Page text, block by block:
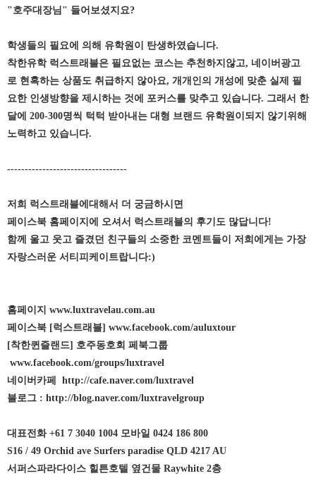
"호주대장님" 들어보셨지요?
학생들의 필요에 의해 유학원이 탄생하였습니다.
착한유학 럭스트래블은 필요없는 코스는 추천하지않고, 네이버광고
로 현혹하는 상품도 취급하지 않아요, 개개인의 개성에 맞춘 실제 필
요한 인생방향을 제시하는 것에 포커스를 맞추고 있습니다. 그래서 한
달에 200-300명씩 턱턱 받아내는 대형 브랜드 유학원이되지 않기위해
노력하고 있습니다.
----------------------------------
저희 럭스트래블에대해서 더 궁금하시면
페이스북 홈페이지에 오셔서 럭스트래블의 후기도 많답니다!
함께 울고 웃고 즐겼던 친구들의 소중한 코멘트들이 저희에게는 가장
자랑스러운 서티피케이트랍니다:)
홈페이지 www.luxtravelau.com.au
페이스북 [럭스트래블] www.facebook.com/auluxtour
[착한퀸즐랜드] 호주동호회 페북그룹
www.facebook.com/groups/luxtravel
네이버카페 http://cafe.naver.com/luxtravel
블로그 : http://blog.naver.com/luxtravelgroup
대표전화 +61 7 3040 1004 모바일 0424 186 800
S16 / 49 Orchid ave Surfers paradise QLD 4217 AU
서퍼스파라다이스 힐튼호텔 옆건물 Raywhite 2층